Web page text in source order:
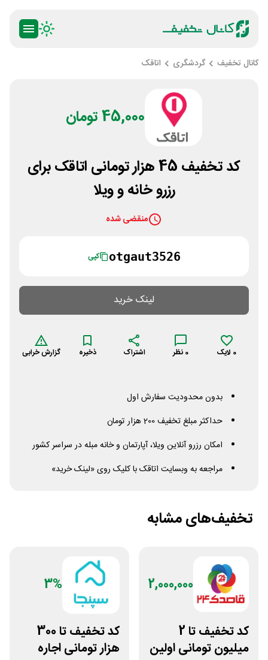
کانال تخفیف گردشگری اتاقک
45,000 تومان
کد تخفیف 45 هزار تومانی اتاقک برای
رزرو خانه و ویلا
منقضی شده
otgaut3526 کپی
لینک خرید
0 لایک 0 نظر اشتراک ذخیره گزارش خرابی
بدون محدودیت سفارش اول
حداکثر مبلغ تخفیف 200 هزار تومان
امکان رزرو آنلاین ویلا، آپارتمان و خانه مبله در سراسر کشور
مراجعه به وبسایت اتاقک با کلیک روی «لینک خرید»
تخفیف‌های مشابه
2,000,000
کد تخفیف تا 2
میلیون تومانی اولین
3%
کد تخفیف تا 300
هزار تومانی اجاره